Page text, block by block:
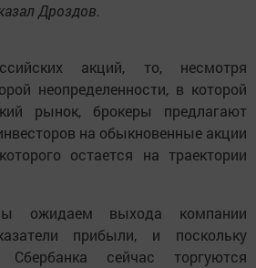
Дроздов.
акций, то, несмотря
неопределенности, в которой
рынок, брокеры предлагают
на обыкновенные акции
остается на траектории
ожидаем выхода компании
прибыли, и поскольку
сейчас торгуются